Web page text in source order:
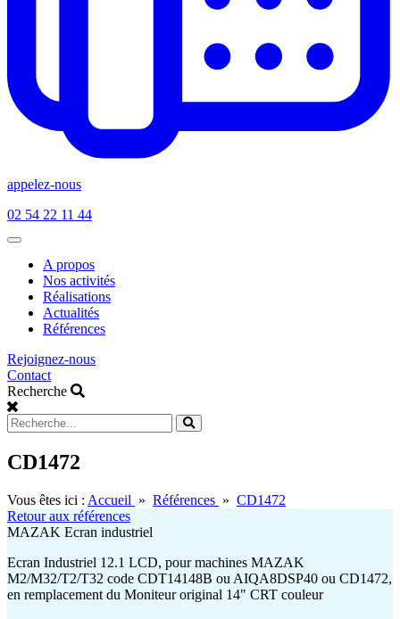
appelez-nous
02 54 22 11 44
Open
A propos
Nos activités
Réalisations
Actualités
Références
Rejoignez-nous
Contact
Recherche
CD1472
Vous êtes ici : Accueil » Références » CD1472
Retour aux références
MAZAK Ecran industriel
Ecran Industriel 12.1 LCD, pour machines MAZAK
M2/M32/T2/T32 code CDT14148B ou AIQA8DSP40 ou CD1472,
en remplacement du Moniteur original 14" CRT couleur